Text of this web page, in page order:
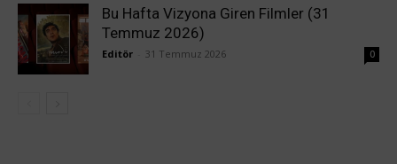
Bu Hafta Vizyona Giren Filmler (31
Temmuz 2026)
Editör 31 Temmuz 2026 0